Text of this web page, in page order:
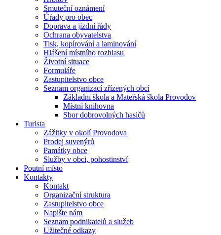
Smuteční oznámení
Úřady pro obec
Doprava a jízdní řády
Ochrana obyvatelstva
Tisk, kopírování a laminování
Hlášení místního rozhlasu
Životní situace
Formuláře
Zastupitelstvo obce
Seznam organizací zřízených obcí
Základní škola a Mateřská škola Provodov
Místní knihovna
Sbor dobrovolných hasičů
Turista
Zážitky v okolí Provodova
Prodej suvenýrů
Památky obce
Služby v obci, pohostinství
Poutní místo
Kontakty
Kontakt
Organizační struktura
Zastupitelstvo obce
Napište nám
Seznam podnikatelů a služeb
Užitečné odkazy